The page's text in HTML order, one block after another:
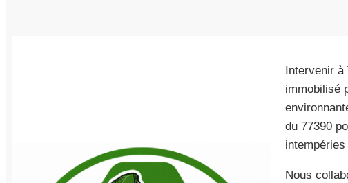
Intervenir
immobilisé
du 77390
Nous